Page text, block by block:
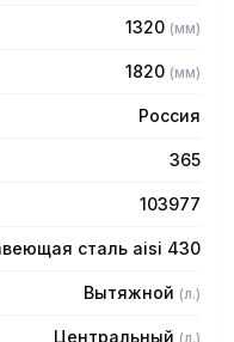
1320 (мм)
1820 (мм)
Россия
365
103977
сталь aisi 430
Вытяжной (л.)
Центральный (л.)